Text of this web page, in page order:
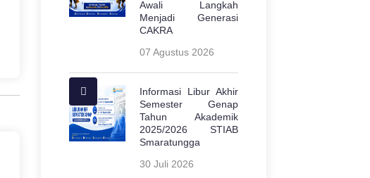
Awali Langkah
Menjadi Generasi
CAKRA
07 Agustus 2026
Informasi Libur Akhir
Semester Genap
Tahun Akademik
2025/2026 STIAB
Smaratungga
30 Juli 2026